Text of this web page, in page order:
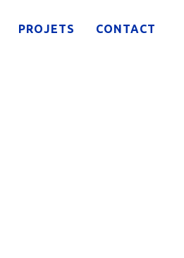
PROJETS CONTACT